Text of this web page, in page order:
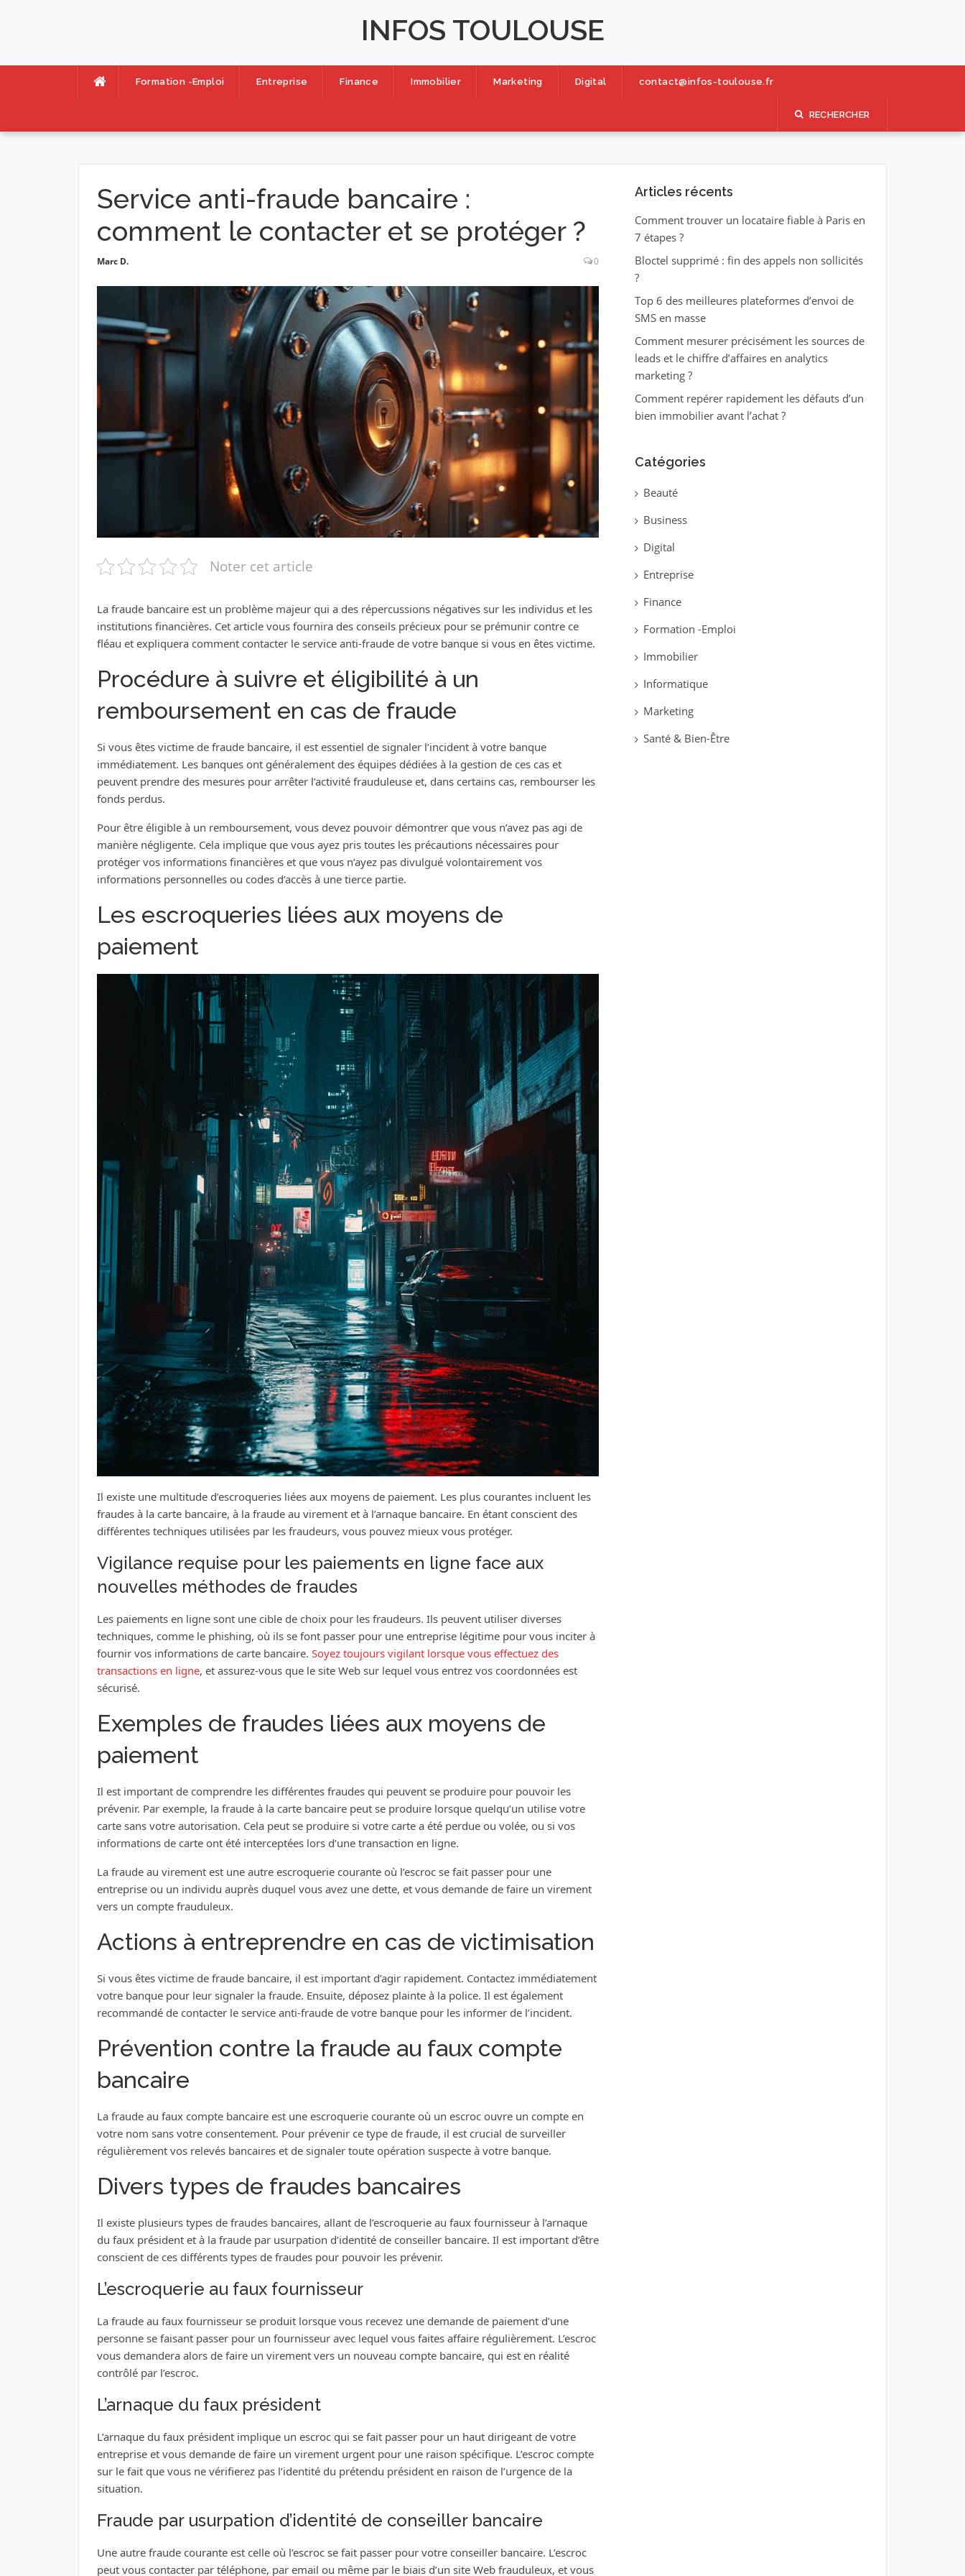
INFOS TOULOUSE
Formation -Emploi Entreprise Finance Immobilier Marketing Digital contact@infos-toulouse.fr
RECHERCHER
Service anti-fraude bancaire :
comment le contacter et se protéger ?
Marc D. 0
Noter cet article
La fraude bancaire est un problème majeur qui a des répercussions négatives sur les individus et les
institutions financières. Cet article vous fournira des conseils précieux pour se prémunir contre ce
fléau et expliquera comment contacter le service anti-fraude de votre banque si vous en êtes victime.
Procédure à suivre et éligibilité à un
remboursement en cas de fraude
Si vous êtes victime de fraude bancaire, il est essentiel de signaler l’incident à votre banque
immédiatement. Les banques ont généralement des équipes dédiées à la gestion de ces cas et
peuvent prendre des mesures pour arrêter l’activité frauduleuse et, dans certains cas, rembourser les
fonds perdus.
Pour être éligible à un remboursement, vous devez pouvoir démontrer que vous n’avez pas agi de
manière négligente. Cela implique que vous ayez pris toutes les précautions nécessaires pour
protéger vos informations financières et que vous n’ayez pas divulgué volontairement vos
informations personnelles ou codes d’accès à une tierce partie.
Les escroqueries liées aux moyens de
paiement
Il existe une multitude d’escroqueries liées aux moyens de paiement. Les plus courantes incluent les
fraudes à la carte bancaire, à la fraude au virement et à l’arnaque bancaire. En étant conscient des
différentes techniques utilisées par les fraudeurs, vous pouvez mieux vous protéger.
Vigilance requise pour les paiements en ligne face aux
nouvelles méthodes de fraudes
Les paiements en ligne sont une cible de choix pour les fraudeurs. Ils peuvent utiliser diverses
techniques, comme le phishing, où ils se font passer pour une entreprise légitime pour vous inciter à
fournir vos informations de carte bancaire. Soyez toujours vigilant lorsque vous effectuez des
transactions en ligne, et assurez-vous que le site Web sur lequel vous entrez vos coordonnées est
sécurisé.
Exemples de fraudes liées aux moyens de
paiement
Il est important de comprendre les différentes fraudes qui peuvent se produire pour pouvoir les
prévenir. Par exemple, la fraude à la carte bancaire peut se produire lorsque quelqu’un utilise votre
carte sans votre autorisation. Cela peut se produire si votre carte a été perdue ou volée, ou si vos
informations de carte ont été interceptées lors d’une transaction en ligne.
La fraude au virement est une autre escroquerie courante où l’escroc se fait passer pour une
entreprise ou un individu auprès duquel vous avez une dette, et vous demande de faire un virement
vers un compte frauduleux.
Actions à entreprendre en cas de victimisation
Si vous êtes victime de fraude bancaire, il est important d’agir rapidement. Contactez immédiatement
votre banque pour leur signaler la fraude. Ensuite, déposez plainte à la police. Il est également
recommandé de contacter le service anti-fraude de votre banque pour les informer de l’incident.
Prévention contre la fraude au faux compte
bancaire
La fraude au faux compte bancaire est une escroquerie courante où un escroc ouvre un compte en
votre nom sans votre consentement. Pour prévenir ce type de fraude, il est crucial de surveiller
régulièrement vos relevés bancaires et de signaler toute opération suspecte à votre banque.
Divers types de fraudes bancaires
Il existe plusieurs types de fraudes bancaires, allant de l’escroquerie au faux fournisseur à l’arnaque
du faux président et à la fraude par usurpation d’identité de conseiller bancaire. Il est important d’être
conscient de ces différents types de fraudes pour pouvoir les prévenir.
L’escroquerie au faux fournisseur
La fraude au faux fournisseur se produit lorsque vous recevez une demande de paiement d’une
personne se faisant passer pour un fournisseur avec lequel vous faites affaire régulièrement. L’escroc
vous demandera alors de faire un virement vers un nouveau compte bancaire, qui est en réalité
contrôlé par l’escroc.
L’arnaque du faux président
L’arnaque du faux président implique un escroc qui se fait passer pour un haut dirigeant de votre
entreprise et vous demande de faire un virement urgent pour une raison spécifique. L’escroc compte
sur le fait que vous ne vérifierez pas l’identité du prétendu président en raison de l’urgence de la
situation.
Fraude par usurpation d’identité de conseiller bancaire
Une autre fraude courante est celle où l’escroc se fait passer pour votre conseiller bancaire. L’escroc
peut vous contacter par téléphone, par email ou même par le biais d’un site Web frauduleux, et vous
Articles récents
Comment trouver un locataire fiable à Paris en
7 étapes ?
Bloctel supprimé : fin des appels non sollicités
?
Top 6 des meilleures plateformes d’envoi de
SMS en masse
Comment mesurer précisément les sources de
leads et le chiffre d’affaires en analytics
marketing ?
Comment repérer rapidement les défauts d’un
bien immobilier avant l’achat ?
Catégories
Beauté
Business
Digital
Entreprise
Finance
Formation -Emploi
Immobilier
Informatique
Marketing
Santé & Bien-Être